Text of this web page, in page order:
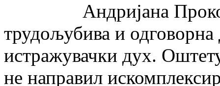
Андријана
трудољубива и одговорна
истражувачки дух.
не направил